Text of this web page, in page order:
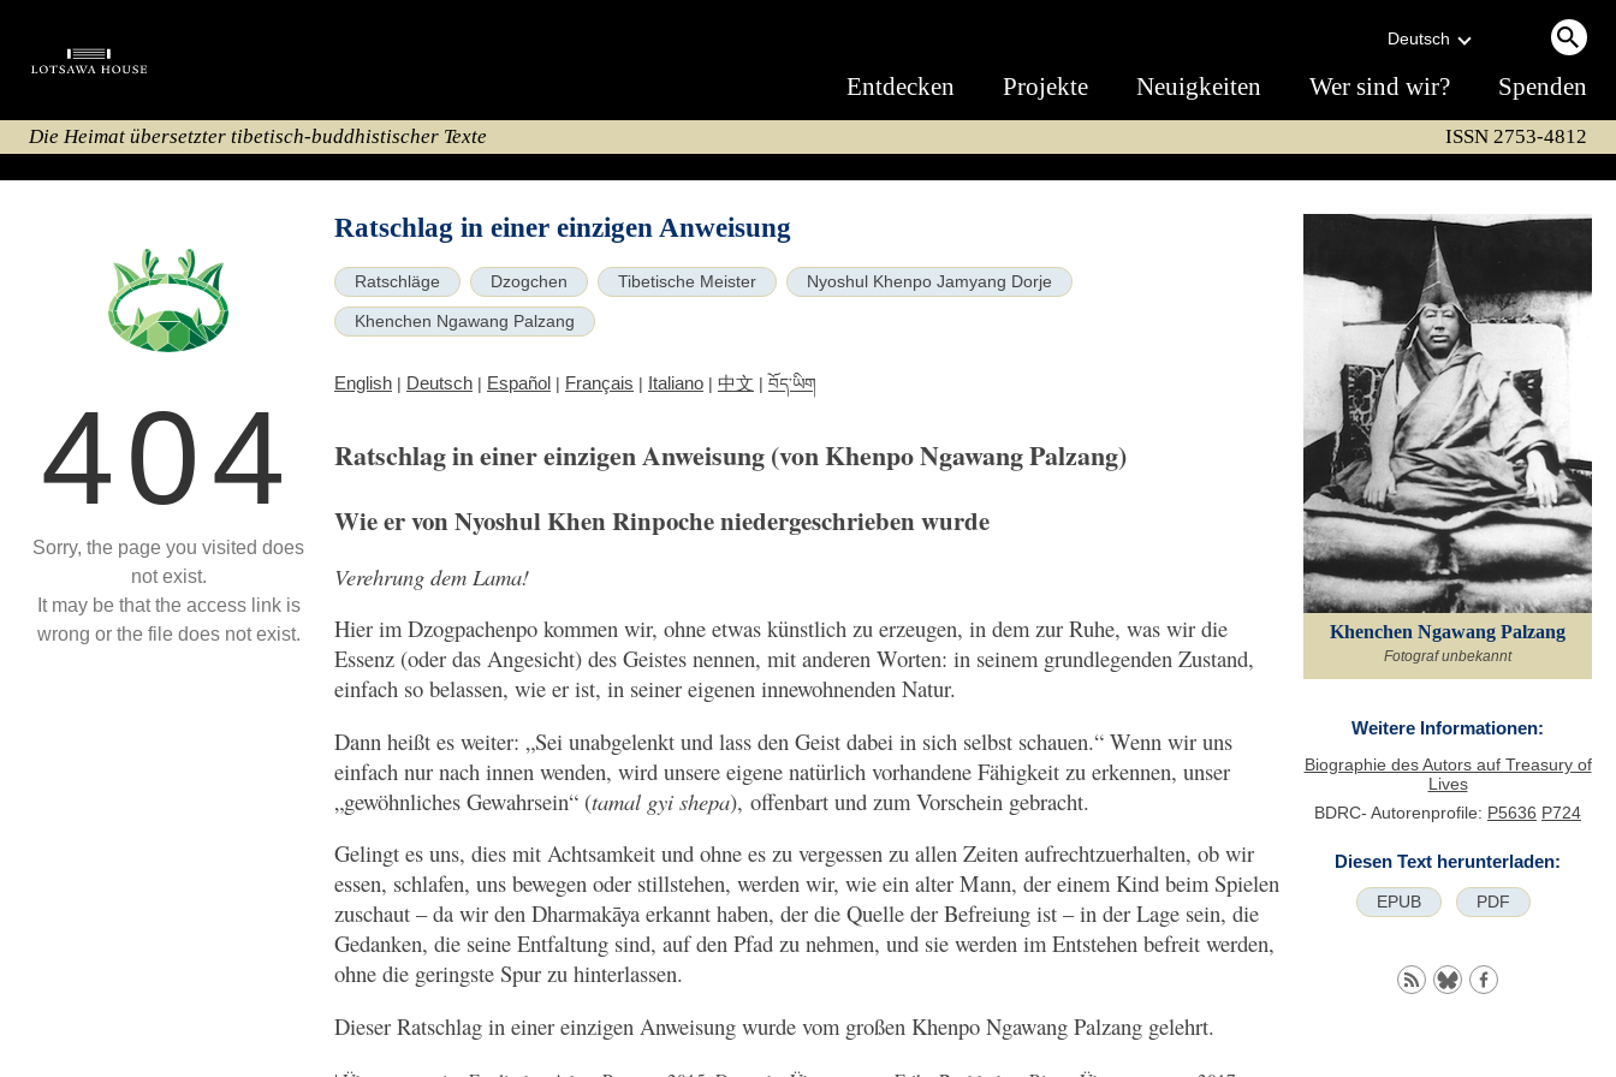
Deutsch
Entdecken Projekte Neuigkeiten Wer sind wir? Spenden
Die Heimat übersetzter tibetisch-buddhistischer Texte ISSN 2753-4812
404
Sorry, the page you visited does
not exist.
It may be that the access link is
wrong or the file does not exist.
Ratschlag in einer einzigen Anweisung
Ratschläge Dzogchen Tibetische Meister Nyoshul Khenpo Jamyang Dorje
Khenchen Ngawang Palzang
English | Deutsch | Español | Français | Italiano | 中文 | བོད་ཡིག
Ratschlag in einer einzigen Anweisung (von Khenpo Ngawang Palzang)
Wie er von Nyoshul Khen Rinpoche niedergeschrieben wurde
Verehrung dem Lama!
Hier im Dzogpachenpo kommen wir, ohne etwas künstlich zu erzeugen, in dem zur Ruhe, was wir die
Essenz (oder das Angesicht) des Geistes nennen, mit anderen Worten: in seinem grundlegenden Zustand,
einfach so belassen, wie er ist, in seiner eigenen innewohnenden Natur.
Dann heißt es weiter: „Sei unabgelenkt und lass den Geist dabei in sich selbst schauen.“ Wenn wir uns
einfach nur nach innen wenden, wird unsere eigene natürlich vorhandene Fähigkeit zu erkennen, unser
„gewöhnliches Gewahrsein“ (tamal gyi shepa), offenbart und zum Vorschein gebracht.
Gelingt es uns, dies mit Achtsamkeit und ohne es zu vergessen zu allen Zeiten aufrechtzuerhalten, ob wir
essen, schlafen, uns bewegen oder stillstehen, werden wir, wie ein alter Mann, der einem Kind beim Spielen
zuschaut – da wir den Dharmakāya erkannt haben, der die Quelle der Befreiung ist – in der Lage sein, die
Gedanken, die seine Entfaltung sind, auf den Pfad zu nehmen, und sie werden im Entstehen befreit werden,
ohne die geringste Spur zu hinterlassen.
Dieser Ratschlag in einer einzigen Anweisung wurde vom großen Khenpo Ngawang Palzang gelehrt.
Khenchen Ngawang Palzang
Fotograf unbekannt
Weitere Informationen:
Biographie des Autors auf Treasury of
Lives
BDRC- Autorenprofile: P5636 P724
Diesen Text herunterladen:
EPUB PDF